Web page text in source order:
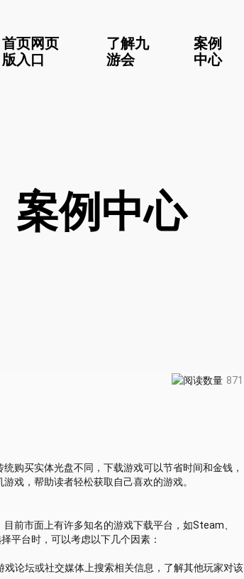
首页网页
版入口
了解九
游会
案例
中心
案例中心
871
购买实体光盘不同，下载游戏可以节省时间和金钱，
戏，帮助读者轻松获取自己喜欢的游戏。
前市面上有许多知名的游戏下载平台，如Steam、
平台时，可以考虑以下几个因素：
论坛或社交媒体上搜索相关信息，了解其他玩家对该